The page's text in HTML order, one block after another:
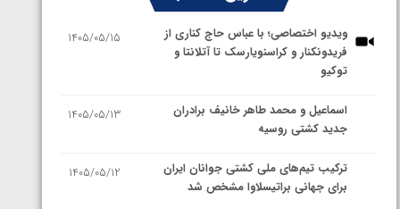
ویدیو اختصاصی؛ با عباس حاج کناری از
فریدونکنار و کراسنویارسک تا آتلانتا و
توکیو
1405/05/15
اسماعیل و محمد طاهر خانیف برادران
جدید کشتی روسیه
1405/05/13
ترکیب تیم‌های ملی کشتی جوانان ایران
برای جهانی براتیسلاوا مشخص شد
1405/05/12